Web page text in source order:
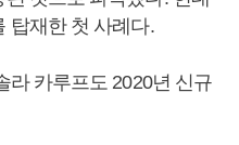
탑재한 첫 사례다.
라 카루프도 2020년 신규